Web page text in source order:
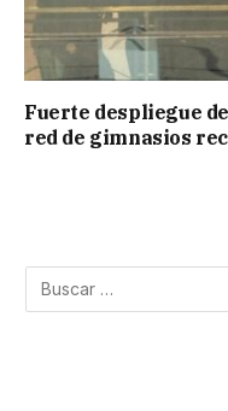
Fuerte despliegue
red de gimnasios